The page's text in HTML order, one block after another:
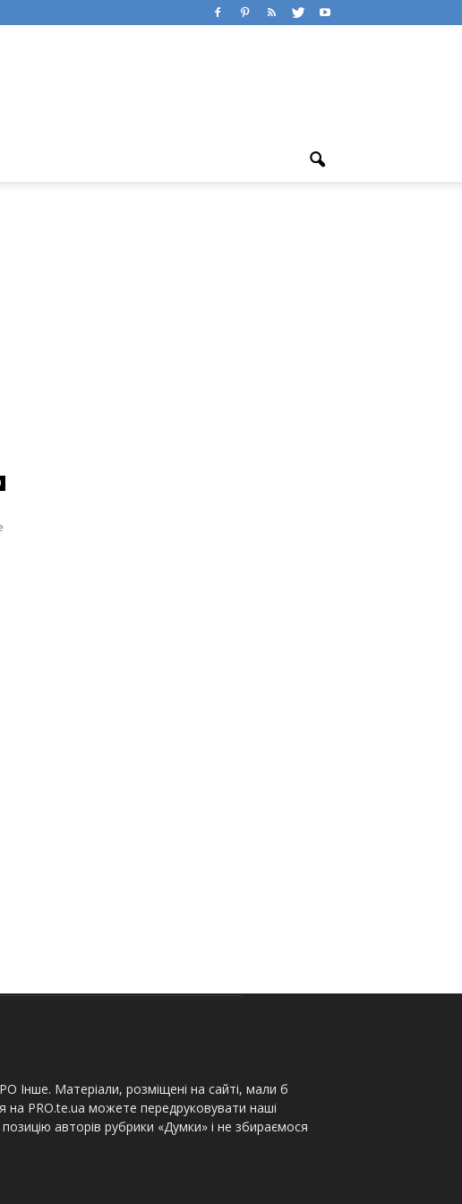
Інше. Матеріали, розміщені на сайті, мали б
на PRO.te.ua можете передруковувати наші
авторів рубрики «Думки» і не збираємося